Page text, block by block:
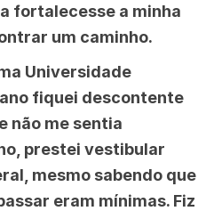
fortalecesse a minha
um caminho.
Universidade
fiquei descontente
não me sentia
prestei vestibular
mesmo sabendo que
eram mínimas. Fiz